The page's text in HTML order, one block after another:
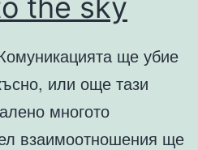
the sky
ще убие
или още тази
многото
взаимоотношения ще